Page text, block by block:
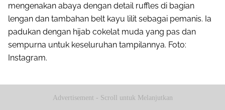
mengenakan abaya dengan detail ruffles di bagian
lengan dan tambahan belt kayu lilit sebagai pemanis. Ia
padukan dengan hijab cokelat muda yang pas dan
sempurna untuk keseluruhan tampilannya. Foto:
Instagram.
Advertisement - Scroll untuk Melanjutkan